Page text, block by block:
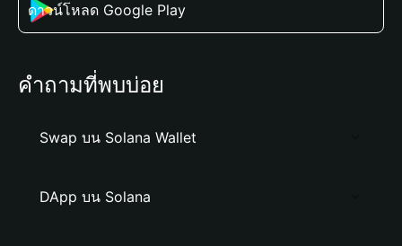
ดาวน์โหลด Google Play
คำถามที่พบบ่อย
Swap บน Solana Wallet
DApp บน Solana